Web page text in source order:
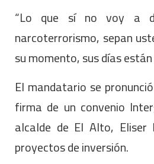
“Lo que sí no voy a
narcoterrorismo, sepan
su momento, sus días
El mandatario se
firma de un convenio
alcalde de El Alto,
proyectos de inversión.